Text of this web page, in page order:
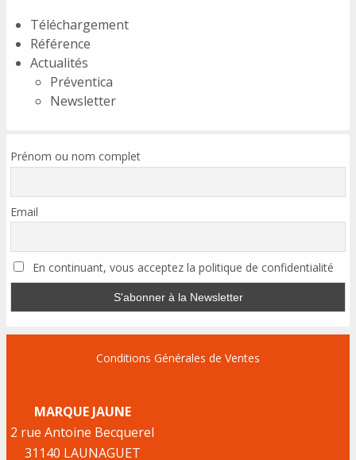
Téléchargement
Référence
Actualités
Préventica
Newsletter
Prénom ou nom complet
Email
En continuant, vous acceptez la politique de confidentialité
Conditions Générales de Ventes
MARQUE JAUNE
2 rue Antoine Becquerel
31140 LAUNAGUET